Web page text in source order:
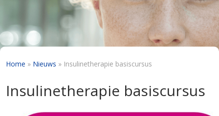
Kruimelpad
Home Nieuws Insulinetherapie basiscursus
Insulinetherapie basiscursus